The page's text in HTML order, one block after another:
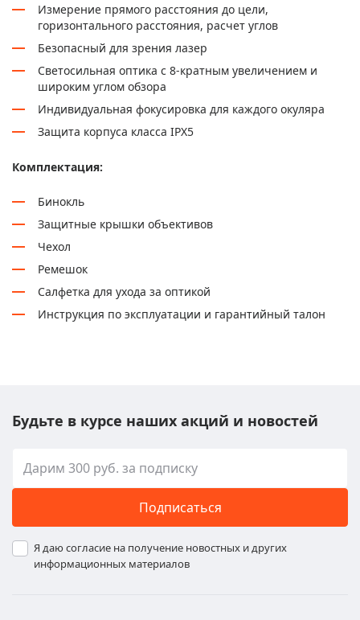
Измерение прямого расстояния до цели,
горизонтального расстояния, расчет углов
Безопасный для зрения лазер
Светосильная оптика с 8-кратным увеличением и
широким углом обзора
Индивидуальная фокусировка для каждого окуляра
Защита корпуса класса IPX5
Комплектация:
Бинокль
Защитные крышки объективов
Чехол
Ремешок
Салфетка для ухода за оптикой
Инструкция по эксплуатации и гарантийный талон
Будьте в курсе наших акций и новостей
Подписаться
Я даю согласие на получение новостных и других
информационных материалов